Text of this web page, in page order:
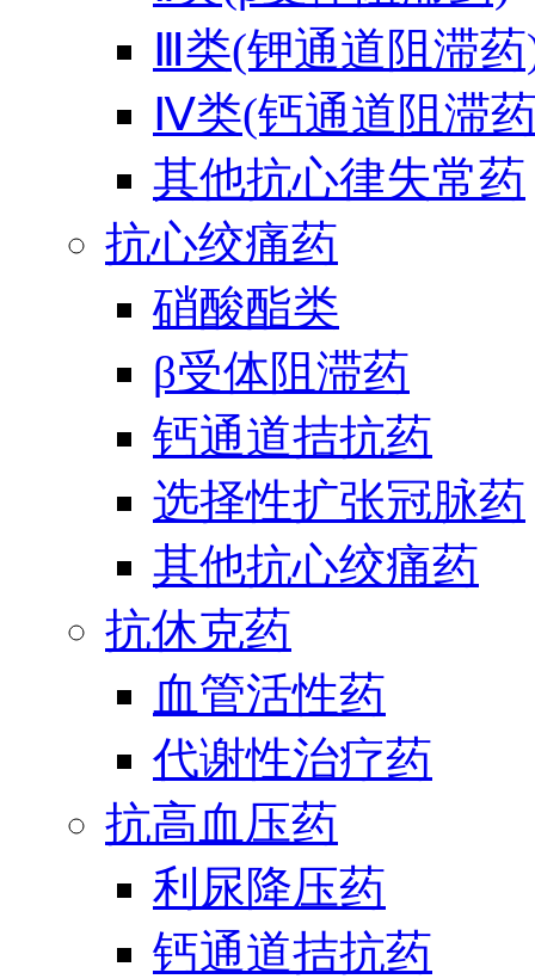
Ⅲ类(钾通道阻滞
Ⅳ类(钙通道阻滞
其他抗心律失常药
抗心绞痛药
硝酸酯类
β受体阻滞药
钙通道拮抗药
选择性扩张冠脉药
其他抗心绞痛药
抗休克药
血管活性药
代谢性治疗药
抗高血压药
利尿降压药
钙通道拮抗药